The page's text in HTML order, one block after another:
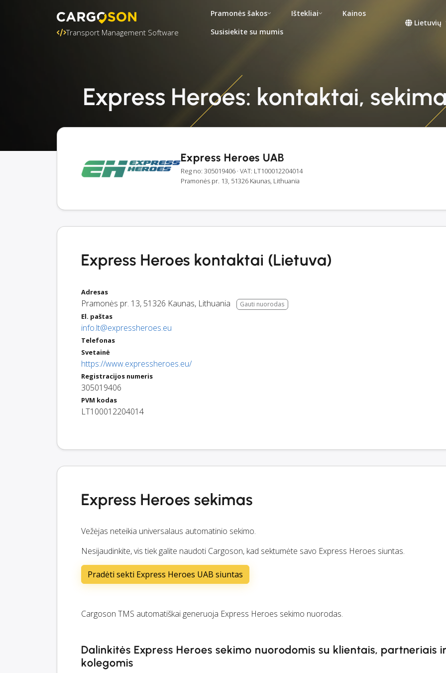
Transport Management Software
Pramonės šakos Ištekliai
Kainos
Susisiekite su mumis
Lietuvių
Express Heroes: kontaktai,
Express Heroes UAB
Reg no: 305019406 · VAT: LT100012204014
Pramonės pr. 13, 51326 Kaunas, Lithuania
Express Heroes kontaktai (Lietuva)
Adresas
Pramonės pr. 13, 51326 Kaunas, Lithuania Gauti nuorodas
El. paštas
info.lt@expressheroes.eu
Telefonas
Svetainė
https://www.expressheroes.eu/
Registracijos numeris
305019406
PVM kodas
LT100012204014
Express Heroes sekimas
Vežėjas neteikia universalaus automatinio sekimo.
Nesijaudinkite, vis tiek galite naudoti Cargoson, kad sektumėte savo Express Heroes siuntas.
Pradėti sekti Express Heroes UAB siuntas
Cargoson TMS automatiškai generuoja Express Heroes sekimo nuorodas.
Dalinkitės Express Heroes sekimo nuorodomis su klientais, partneriais
kolegomis